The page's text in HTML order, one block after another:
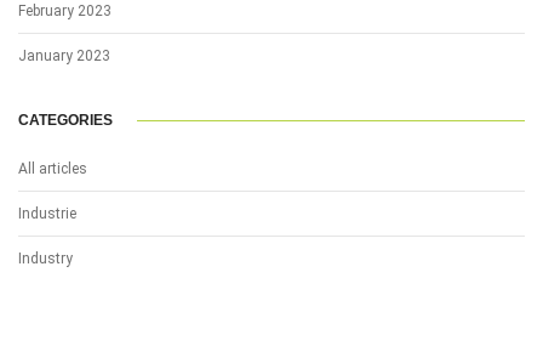
February 2023
January 2023
CATEGORIES
All articles
Industrie
Industry